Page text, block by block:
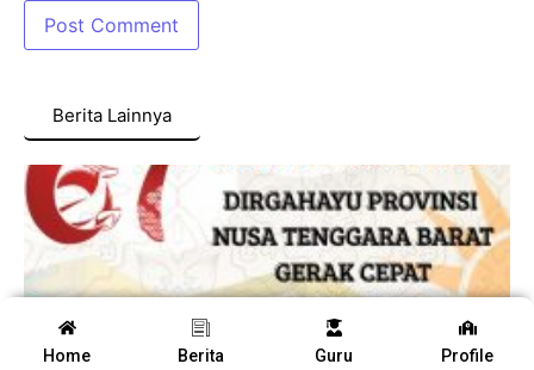
Berita Lainnya
Home Berita Guru Profile